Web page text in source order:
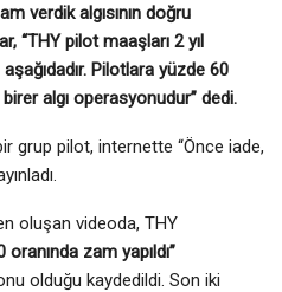
verdik algısının doğru
“THY pilot maaşları 2 yıl
Pilotlara yüzde 60
algı operasyonudur” dedi.
grup pilot, internette “Önce iade,
oluşan videoda, THY
zam yapıldı”
olduğu kaydedildi. Son iki